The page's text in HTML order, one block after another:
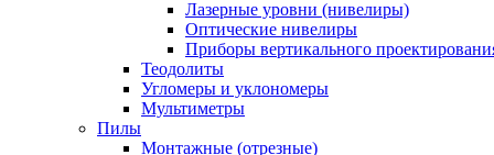
Лазерные уровни (нивелиры)
Оптические нивелиры
Приборы вертикального
Теодолиты
Угломеры и уклономеры
Мультиметры
Пилы
Монтажные (отрезные)